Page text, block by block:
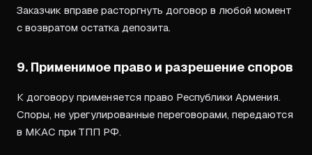
Заказчик вправе расторгнуть договор в любой момент
с возвратом остатка депозита.
9. Применимое право и разрешение споров
К договору применяется право Республики Армения.
Споры, не урегулированные переговорами, передаются
в МКАС при ТПП РФ.